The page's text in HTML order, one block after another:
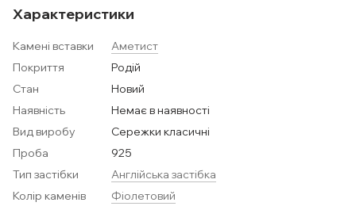
Характеристики
Камені вставки
Аметист
Покриття
Родій
Стан
Новий
Наявність
Немає в наявності
Вид виробу
Сережки класичні
Проба
925
Тип застібки
Англійська застібка
Колір каменів
Фіолетовий